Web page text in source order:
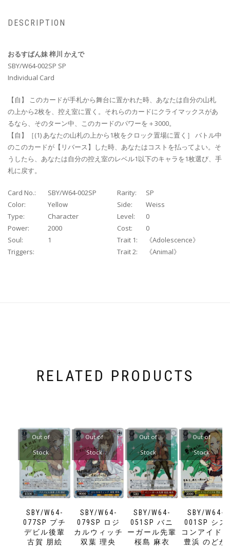
DESCRIPTION
おるすばん妹 梓川 かえで
SBY/W64-002SP SP
Individual Card
【自】 このカードが手札から舞台に置かれた時、あなたは自分の山札
の上から2枚を、控え室に置く。それらのカードにクライマックスがあ
るなら、そのターン中、このカードのパワーを＋3000。
【自】［(1) あなたの山札の上から1枚をクロック置場に置く］ バトル中
のこのカードが【リバース】した時、あなたはコストを払ってよい。そ
うしたら、あなたは自分の控え室のレベル1以下のキャラを1枚選び、手
札に戻す。
Card No.: SBY/W64-002SP Rarity:
SP
Color:
Yellow Side:
Weiss
Type:
Character Level:
0
Power:
2000 Cost:
0
Soul:
1 Trait 1:
《Adolescence》
Triggers:
Trait 2: 《Animal》
RELATED PRODUCTS
SBY/W64-
077SP プチ
デビル後輩
古賀 朋絵
Out of
Stock
SBY/W64-
079SP ロジ
カルウィッチ
双葉 理央
Out of
Stock
SBY/W64-
051SP バニ
ーガール先輩
桜島 麻衣
Out of
Stock
SBY/W64-
001SP シス
コンアイドル
豊浜 のどか
Out of
Stock